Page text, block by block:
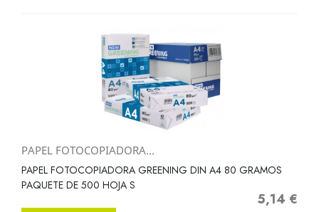
PAPEL FOTOCOPIADORA...
PAPEL FOTOCOPIADORA GREENING DIN A4 80 GRAMOS
PAQUETE DE 500 HOJA S
Precio
5,14 €